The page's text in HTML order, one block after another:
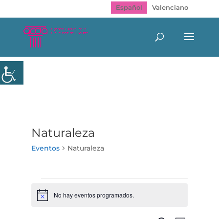
Español Valenciano
Naturaleza
Eventos Naturaleza
Aviso No hay eventos programados.